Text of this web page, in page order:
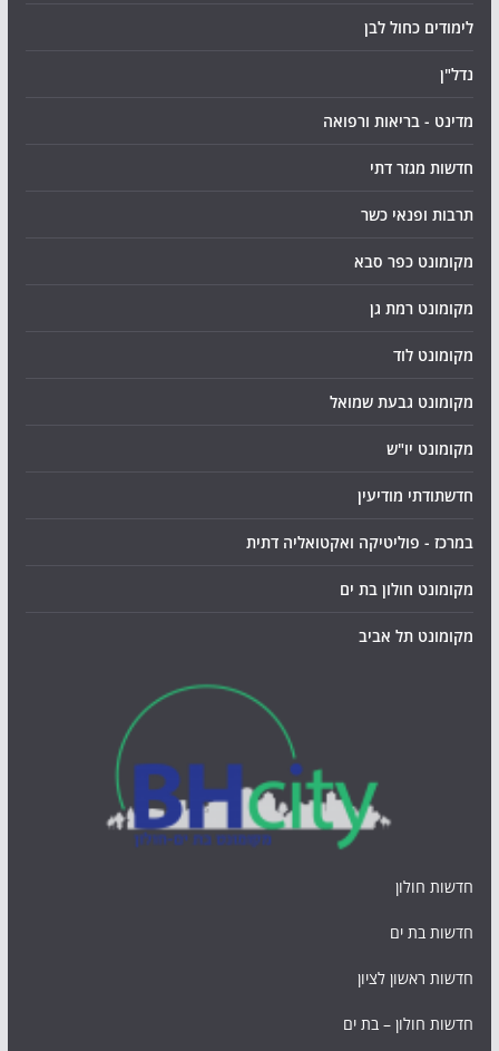
לימודים כחול לבן
נדל"ן
מדינט - בריאות ורפואה
חדשות מגזר דתי
תרבות ופנאי כשר
מקומונט כפר סבא
מקומונט רמת גן
מקומונט לוד
מקומונט גבעת שמואל
מקומונט יו"ש
חדשתודתי מודיעין
במרכז - פוליטיקה ואקטואליה דתית
מקומונט חולון בת ים
מקומונט תל אביב
חדשות חולון
חדשות בת ים
חדשות ראשון לציון
חדשות חולון – בת ים